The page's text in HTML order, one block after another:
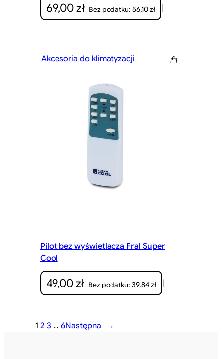
69,00zł Bez podatku: 56,10zł |
Akcesoria do klimatyzacji
Pilot bez wyświetlacza Fral Super
Cool
49,00zł Bez podatku: 39,84zł |
1 2 3 … 6Następna →